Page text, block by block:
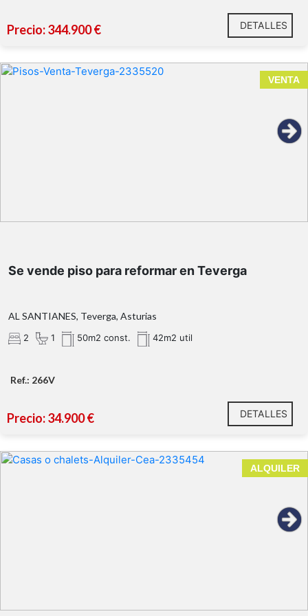
última planta es una bajocubierta diáfana
dos habitaciones adicionales.
Precio: 344.900 € DETALLES
VENTA
50 m²
Teverga
Segunda residencia en Asturias
Inversión con potencial de revalorización
financiación mediante hipoteca bancaria.
Se vende piso para reformar en Teverga
AL SANTIANES, Teverga, Asturias
2 1 50m2 const. 42m2 util
Ref.: 266V
Precio: 34.900 € DETALLES
ALQUILER